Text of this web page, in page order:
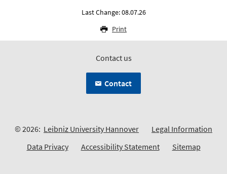
Last Change: 08.07.26
Print
Contact us
Contact
© 2026: Leibniz University Hannover
Legal Information
Data Privacy
Accessibility Statement Sitemap